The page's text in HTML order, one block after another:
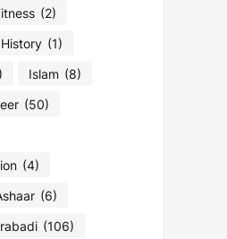
(2)
History (1)
Islam (8)
(50)
(4)
(6)
(106)